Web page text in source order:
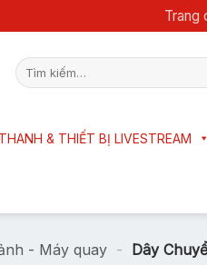
Trang
Tìm
kiếm:
& THIẾT BỊ LIVESTREAM
- Máy quay - Dây